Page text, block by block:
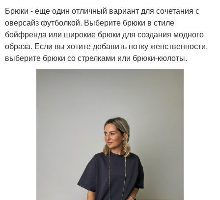
Брюки - еще один отличный вариант для сочетания с
оверсайз футболкой. Выберите брюки в стиле
бойфренда или широкие брюки для создания модного
образа. Если вы хотите добавить нотку женственности,
выберите брюки со стрелками или брюки-кюлоты.